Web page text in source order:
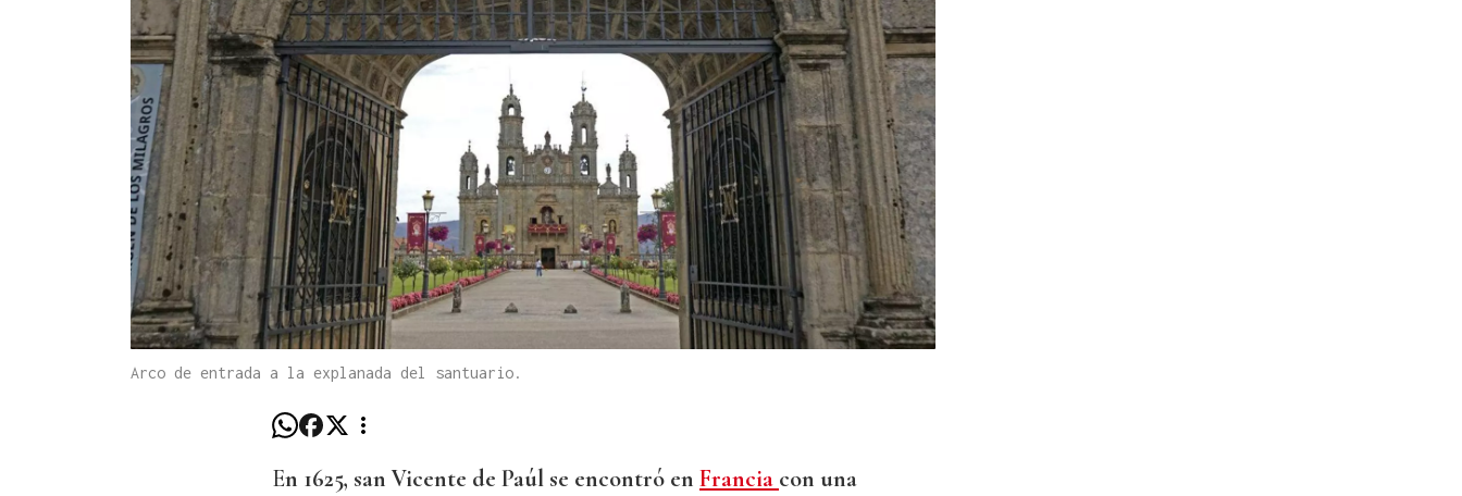
Arco de entrada a la explanada del santuario.
En 1625, san Vicente de Paúl se encontró en Francia con una